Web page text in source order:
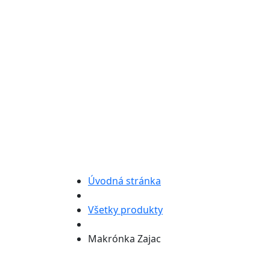
Úvodná stránka
Všetky produkty
Makrónka Zajac